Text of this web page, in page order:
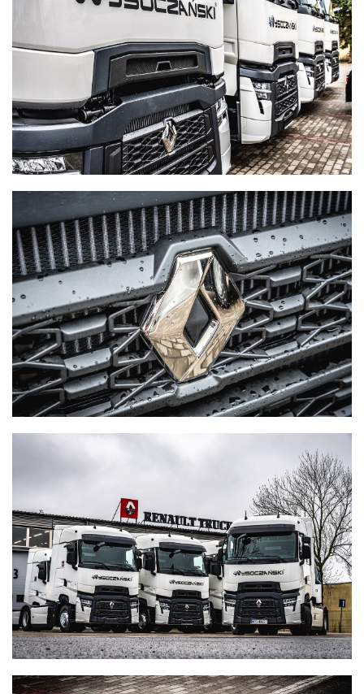
WYSOCZAŃSKI
Transport - Logistyka
WYSOCZAŃSKI
WYSOCZAŃSKI
Transport - Logistyka